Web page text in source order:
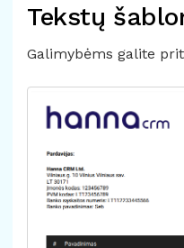
Tekstų
Galimybėms galite